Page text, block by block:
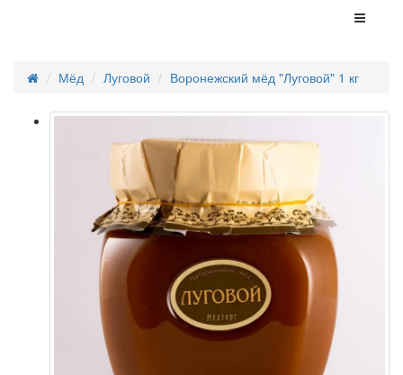
Мёд Луговой Воронежский мёд "Луговой" 1 кг